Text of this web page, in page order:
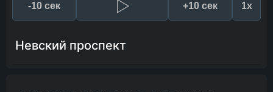
Исполнители
-10 сек +10 сек 1x
Невский проспект